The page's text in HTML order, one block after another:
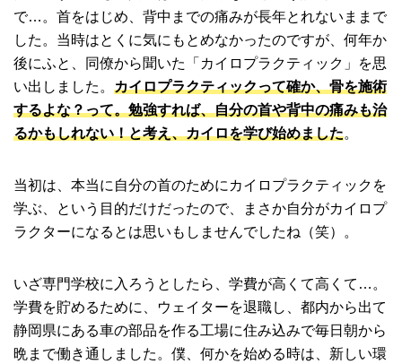
で…。首をはじめ、背中までの痛みが長年とれないままで
した。当時はとくに気にもとめなかったのですが、何年か
後にふと、同僚から聞いた「カイロプラクティック」を思
い出しました。 カイロプラクティックって確か、骨を施術
するよな？って。勉強すれば、自分の首や背中の痛みも治
るかもしれない！と考え、カイロを学び始めました。
当初は、本当に自分の首のためにカイロプラクティックを
学ぶ、という目的だけだったので、まさか自分がカイロプ
ラクターになるとは思いもしませんでしたね（笑）。
いざ専門学校に入ろうとしたら、学費が高くて高くて…。
学費を貯めるために、ウェイターを退職し、都内から出て
静岡県にある車の部品を作る工場に住み込みで毎日朝から
晩まで働き通しました。僕、何かを始める時は、新しい環